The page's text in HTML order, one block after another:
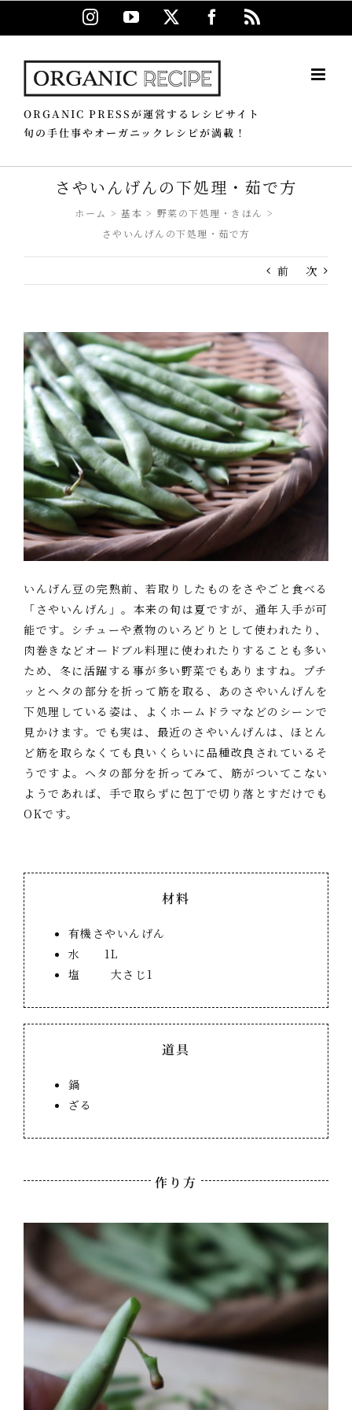
Instagram
YouTube Facebook
ORGANIC PRESSが運営するレシピサイト
旬の手仕事やオーガニックレシピが満載！
さやいんげんの下処理・茹で方
ホーム 基本
野菜の下処理・きほん
さやいんげんの下処理・茹で方
前 次
いんげん豆の完熟前、若取りしたものをさやごと食べる
「さやいんげん」。本来の旬は夏ですが、通年入手が可
能です。シチューや煮物のいろどりとして使われたり、
肉巻きなどオードブル料理に使われたりすることも多い
ため、冬に活躍する事が多い野菜でもありますね。プチ
ッとヘタの部分を折って筋を取る、あのさやいんげんを
下処理している姿は、よくホームドラマなどのシーンで
見かけます。でも実は、最近のさやいんげんは、ほとん
ど筋を取らなくても良いくらいに品種改良されているそ
うですよ。ヘタの部分を折ってみて、筋がついてこない
ようであれば、手で取らずに包丁で切り落とすだけでも
OKです。
材料
有機さやいんげん
水 1L
塩 大さじ1
道具
鍋
ざる
作り方